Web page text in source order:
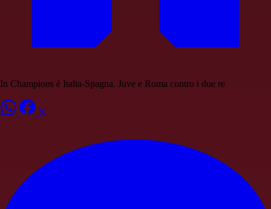
In Champions è Italia-Spagna. Juve e Roma contro i due re